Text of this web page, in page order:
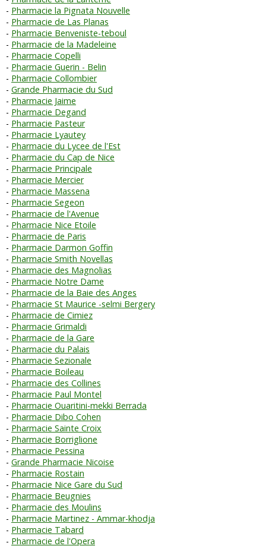
Pharmacie la Pignata Nouvelle
Pharmacie de Las Planas
Pharmacie Benveniste-teboul
Pharmacie de la Madeleine
Pharmacie Copelli
Pharmacie Guerin - Belin
Pharmacie Collombier
Grande Pharmacie du Sud
Pharmacie Jaime
Pharmacie Degand
Pharmacie Pasteur
Pharmacie Lyautey
Pharmacie du Lycee de l'Est
Pharmacie du Cap de Nice
Pharmacie Principale
Pharmacie Mercier
Pharmacie Massena
Pharmacie Segeon
Pharmacie de l'Avenue
Pharmacie Nice Etoile
Pharmacie de Paris
Pharmacie Darmon Goffin
Pharmacie Smith Novellas
Pharmacie des Magnolias
Pharmacie Notre Dame
Pharmacie de la Baie des Anges
Pharmacie St Maurice -selmi Bergery
Pharmacie de Cimiez
Pharmacie Grimaldi
Pharmacie de la Gare
Pharmacie du Palais
Pharmacie Sezionale
Pharmacie Boileau
Pharmacie des Collines
Pharmacie Paul Montel
Pharmacie Ouaritini-mekki Berrada
Pharmacie Dibo Cohen
Pharmacie Sainte Croix
Pharmacie Borriglione
Pharmacie Pessina
Grande Pharmacie Nicoise
Pharmacie Rostain
Pharmacie Nice Gare du Sud
Pharmacie Beugnies
Pharmacie des Moulins
Pharmacie Martinez - Ammar-khodja
Pharmacie Tabard
Pharmacie de l'Opera